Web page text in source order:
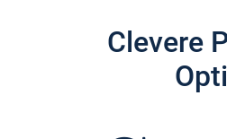
Clevere